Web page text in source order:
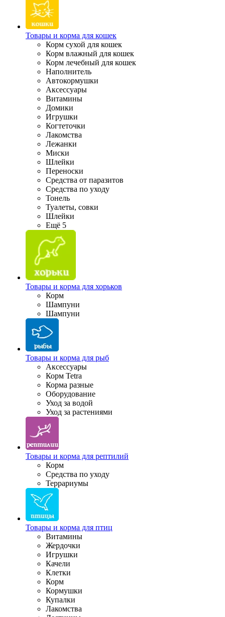
Товары и корма для кошек
Корм сухой для кошек
Корм влажный для кошек
Корм лечебный для кошек
Наполнитель
Автокормушки
Аксессуары
Витамины
Домики
Игрушки
Когтеточки
Лакомства
Лежанки
Миски
Шлейки
Переноски
Средства от паразитов
Средства по уходу
Тонель
Туалеты, совки
Шлейки
Ещё 5
Товары и корма для хорьков
Корм
Шампуни
Шампуни
Товары и корма для рыб
Аксессуары
Корм Tetra
Корма разные
Оборудование
Уход за водой
Уход за растениями
Товары и корма для рептилий
Корм
Средства по уходу
Террариумы
Товары и корма для птиц
Витамины
Жердочки
Игрушки
Качели
Клетки
Корм
Кормушки
Купалки
Лакомства